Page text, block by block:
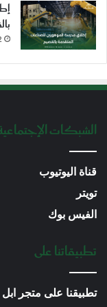
2
الشبكات
قناة اليوتيوب
تويتر
الفيس بوك
تطبيقاتنا على
تطبيقنا على متجر ابل